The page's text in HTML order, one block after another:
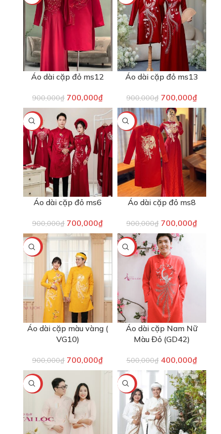
Áo dài cặp đỏ ms12
900,000₫ 700,000₫
Áo dài cặp đỏ ms13
900,000₫ 700,000₫
-22%
Áo dài cặp đỏ ms6
900,000₫ 700,000₫
-22%
Áo dài cặp đỏ ms8
900,000₫ 700,000₫
-22%
Áo dài cặp màu vàng (
VG10)
900,000₫ 700,000₫
-20%
Áo dài cặp Nam Nữ
Màu Đỏ (GD42)
500,000₫ 400,000₫
-22% -13%